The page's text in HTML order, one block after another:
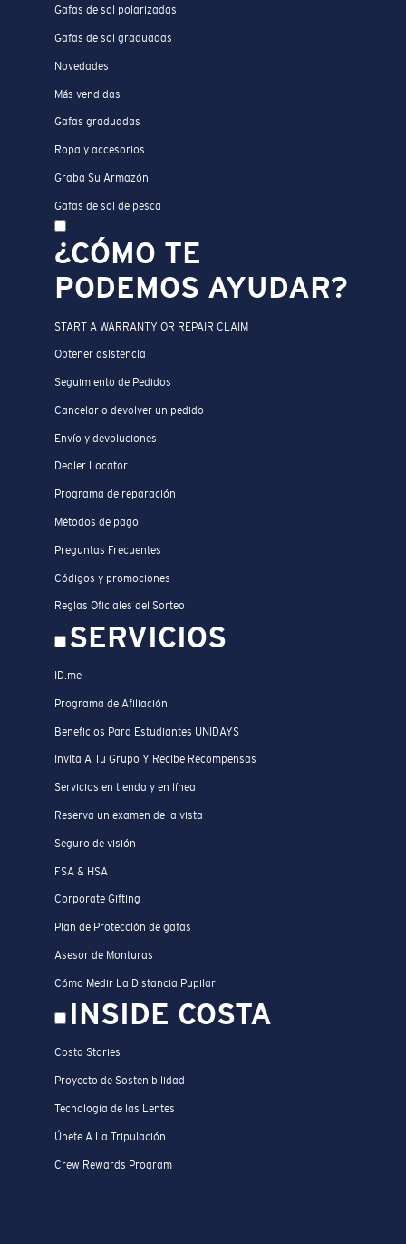
Gafas de sol polarizadas
Gafas de sol graduadas
Novedades
Más vendidas
Gafas graduadas
Ropa y accesorios
Graba Su Armazón
Gafas de sol de pesca
¿CÓMO TE
PODEMOS AYUDAR?
START A WARRANTY OR REPAIR CLAIM
Obtener asistencia
Seguimiento de Pedidos
Cancelar o devolver un pedido
Envío y devoluciones
Dealer Locator
Programa de reparación
Métodos de pago
Preguntas Frecuentes
Códigos y promociones
Reglas Oficiales del Sorteo
SERVICIOS
ID.me
Programa de Afiliación
Beneficios Para Estudiantes UNIDAYS
Invita A Tu Grupo Y Recibe Recompensas
Servicios en tienda y en línea
Reserva un examen de la vista
Seguro de visión
FSA & HSA
Corporate Gifting
Plan de Protección de gafas
Asesor de Monturas
Cómo Medir La Distancia Pupilar
INSIDE COSTA
Costa Stories
Proyecto de Sostenibilidad
Tecnología de las Lentes
Únete A La Tripulación
Crew Rewards Program